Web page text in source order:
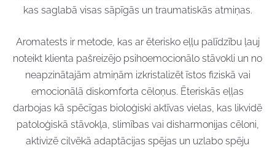
kas saglabā visas sāpīgās un traumatiskās atmiņas.
Aromatests ir metode, kas ar ēterisko eļļu palīdzību ļauj
noteikt klienta pašreizējo psihoemocionālo stāvokli un no
neapzinātajām atmiņām izkristalizēt īstos fiziskā vai
emocionālā diskomforta cēloņus. Ēteriskās eļļas
darbojas kā spēcīgas bioloģiski aktīvas vielas, kas likvidē
patoloģiskā stāvokļa, slimības vai disharmonijas cēloni,
aktivizē cilvēkā adaptācijas spējas un uzlabo spēju